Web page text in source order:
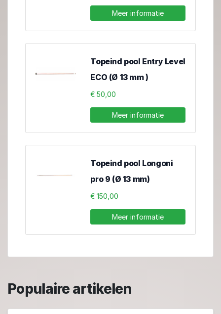
Meer informatie
Topeind pool Entry Level
ECO (Ø 13 mm )
€ 50,00
Meer informatie
Topeind pool Longoni
pro 9 (Ø 13 mm)
€ 150,00
Meer informatie
Populaire artikelen